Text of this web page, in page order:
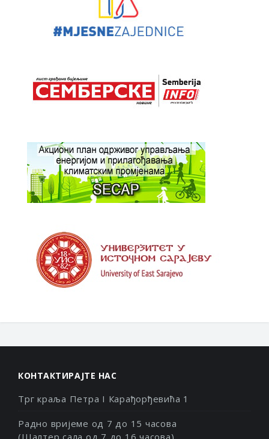
КОНТАКТИРАЈТЕ НАС
Трг краља Петра I Карађорђевића 1
Радно вријеме од 7 до 15 часова
(Шалтер сала од 7 до 16 часова)